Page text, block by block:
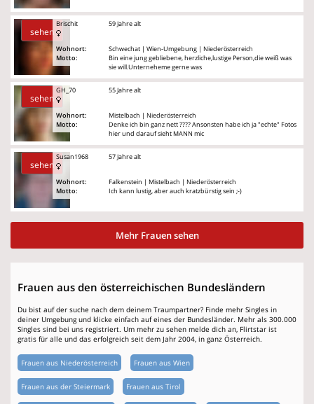
sehen
Brischit
Wohnort:
Motto:
59 Jahre alt
Schwechat | Wien-Umgebung | Niederösterreich
Bin eine jung gebliebene, herzliche,lustige Person,die weiß was
sie will.Unterneheme gerne was
sehen
GH_70
Wohnort:
Motto:
55 Jahre alt
Mistelbach | Niederösterreich
Denke ich bin ganz nett ???? Ansonsten habe ich ja "echte" Fotos
hier und darauf sieht MANN mic
sehen
Susan1968
Wohnort:
Motto:
57 Jahre alt
Falkenstein | Mistelbach | Niederösterreich
Ich kann lustig, aber auch kratzbürstig sein ;-)
Mehr Frauen sehen
Frauen aus den österreichischen Bundesländern
Du bist auf der suche nach dem deinem Traumpartner? Finde mehr Singles in
deiner Umgebung und klicke einfach auf eines der Bundesländer. Mehr als 300.000
Singles sind bei uns registriert. Um mehr zu sehen melde dich an, Flirtstar ist
gratis für alle und das erfolgreich seit dem Jahr 2004, in ganz Österreich.
Frauen aus Niederösterreich Frauen aus Wien
Frauen aus der Steiermark Frauen aus Tirol